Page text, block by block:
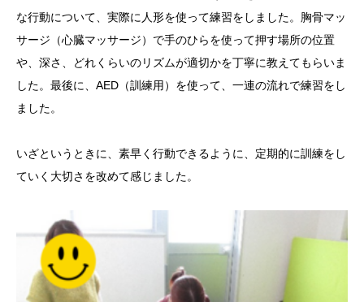
な行動について、実際に人形を使って練習をしました。胸骨マッ
サージ（心臓マッサージ）で手のひらを使って押す場所の位置
や、深さ、どれくらいのリズムが適切かを丁寧に教えてもらいま
した。最後に、AED（訓練用）を使って、一連の流れで練習をし
ました。
いざというときに、素早く行動できるように、定期的に訓練をし
ていく大切さを改めて感じました。